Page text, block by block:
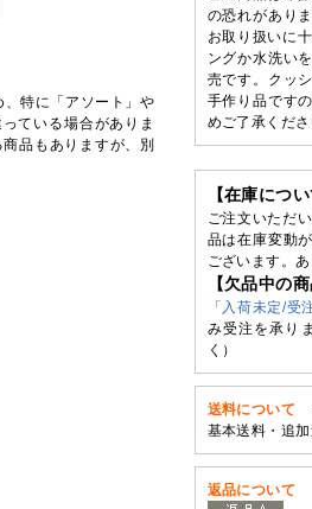
特に「アソート」や
ている場合がありま
品もありますが、別
の恐れがあり
お取り扱いに
ングか水洗い
売です。クッ
手作り品です
めご了承くださ
【在庫につい
ご注文いただ
品は在庫変動
ございます。
【欠品中の
「入荷未定/受
み受注を承り
く）
送料について
基本送料・追
返品について